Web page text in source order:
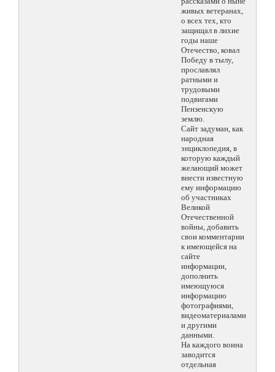
живых ветеранах,
о всех тех, кто
защищал в лихие
годы наше
Отечество, ковал
Победу в тылу,
прославлял
ратными и
трудовыми
подвигами
Пензенскую
землю.
Сайт задуман, как
народная
энциклопедия, в
которую каждый
желающий может
внести известную
ему информацию
об участниках
Великой
Отечественной
войны, добавить
свои комментарии
к имеющейся на
сайте
информации,
дополнить
имеющуюся
информацию
фотографиями,
видеоматериалами
и другими
данными.
На каждого воина
заводится
отдельная